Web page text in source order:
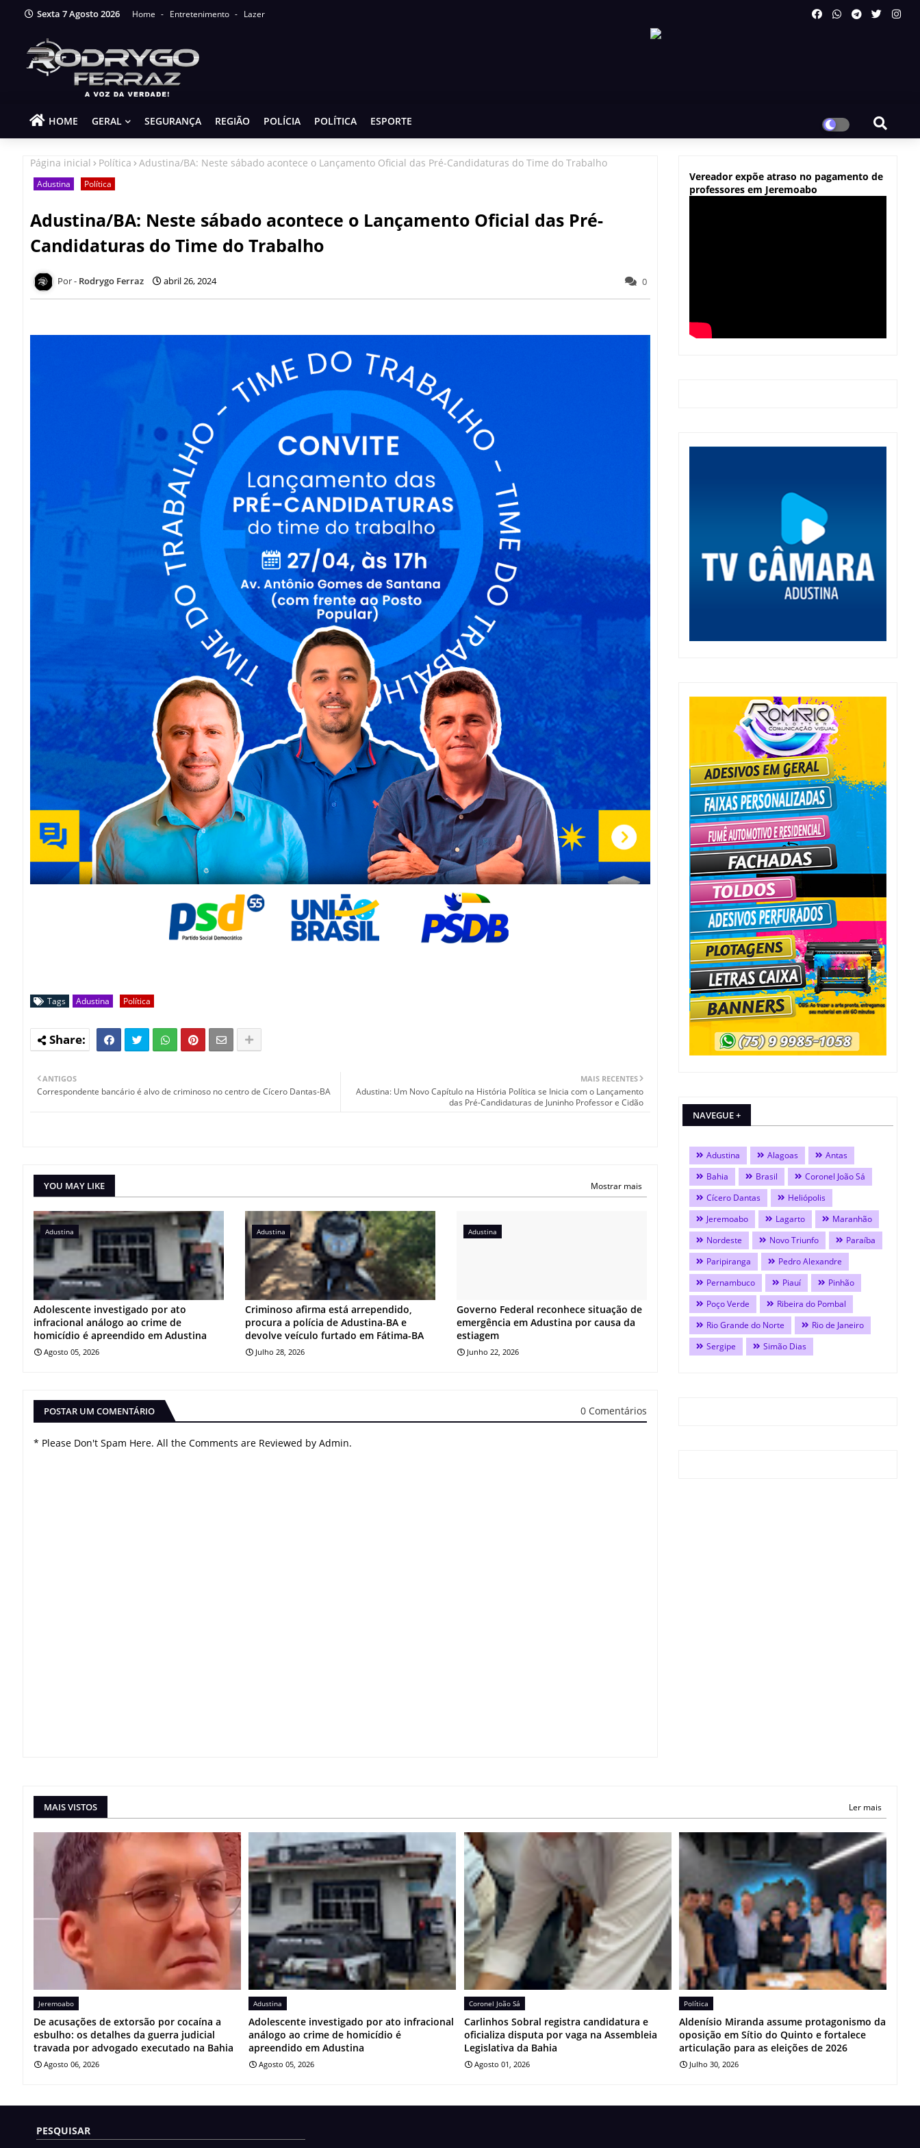
Sexta 7 Agosto 2026 Home Entretenimento Lazer
HOME GERAL SEGURANÇA REGIÃO POLÍCIA POLÍTICA ESPORTE
Página inicial Política Adustina/BA: Neste sábado acontece o Lançamento Oficial das Pré-Candidaturas do Time do Trabalho
Adustina Política
Adustina/BA: Neste sábado acontece o Lançamento Oficial das Pré-
Candidaturas do Time do Trabalho
Rodrygo Ferraz abril 26, 2024 0
Tags Adustina Política
MAIS RECENTES
Adustina: Um Novo Capítulo na História Política se Inicia com o Lançamento
das Pré-Candidaturas de Juninho Professor e Cidão
ANTIGOS
Correspondente bancário é alvo de criminoso no centro de Cícero Dantas-BA
YOU MAY LIKE Mostrar mais
Adustina
Adolescente investigado por ato
infracional análogo ao crime de
homicídio é apreendido em Adustina
Agosto 05, 2026
Adustina
Criminoso afirma está arrependido,
procura a polícia de Adustina-BA e
devolve veículo furtado em Fátima-BA
Julho 28, 2026
Adustina
Governo Federal reconhece situação de
emergência em Adustina por causa da
estiagem
Junho 22, 2026
POSTAR UM COMENTÁRIO 0 Comentários
* Please Don't Spam Here. All the Comments are Reviewed by Admin.
Vereador expõe atraso no pagamento de
professores em Jeremoabo
NAVEGUE +
Adustina Alagoas
Antas
Bahia
Brasil
Coronel João Sá
Cícero Dantas
Heliópolis
Jeremoabo
Lagarto
Maranhão
Nordeste
Novo Triunfo
Paraíba
Paripiranga
Pedro Alexandre
Pernambuco
Piauí
Pinhão
Poço Verde
Ribeira do Pombal
Rio Grande do Norte
Rio de Janeiro
Sergipe
Simão Dias
MAIS VISTOS Ler mais
Jeremoabo
De acusações de extorsão por cocaína a
esbulho: os detalhes da guerra judicial
travada por advogado executado na Bahia
Agosto 06, 2026
Adustina
Adolescente investigado por ato infracional
análogo ao crime de homicídio é
apreendido em Adustina
Agosto 05, 2026
Coronel João Sá
Carlinhos Sobral registra candidatura e
oficializa disputa por vaga na Assembleia
Legislativa da Bahia
Agosto 01, 2026
Política
Aldenísio Miranda assume protagonismo da
oposição em Sítio do Quinto e fortalece
articulação para as eleições de 2026
Julho 30, 2026
PESQUISAR